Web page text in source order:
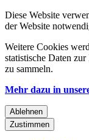
Diese Website
der Website
Weitere Cookies
statistische Daten
zu sammeln.
Mehr dazu in
Ablehnen
Zustimmen